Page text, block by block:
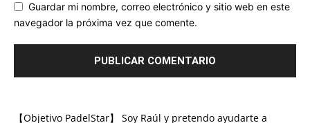
Guardar mi nombre, correo electrónico y sitio web en este
navegador la próxima vez que comente.
【Objetivo PadelStar】 Soy Raúl y pretendo ayudarte a